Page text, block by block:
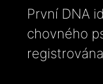
První DNA
chovného